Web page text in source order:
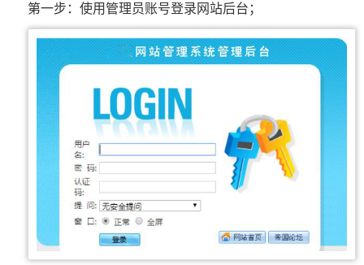
第一步：使用管理员账号登录网站后台；